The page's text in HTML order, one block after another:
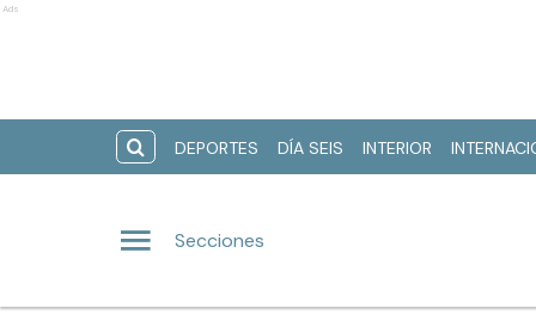
Ads
DEPORTES DÍA SEIS INTERIOR
Secciones